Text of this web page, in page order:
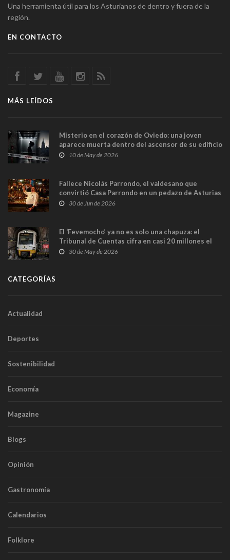
Una herramienta útil para los Asturianos de dentro y fuera de la
región.
EN CONTACTO
MÁS LEÍDOS
Misterio en el corazón de Oviedo: una joven
aparece muerta dentro del ascensor de su edificio
y las cámaras captan sus últimos minutos
10 de May de 2026
Fallece Nicolás Parrondo, el valdesano que
convirtió Casa Parrondo en un pedazo de Asturias
en Madrid
30 de Jun de 2026
El ‘Fevemocho’ ya no es solo una chapuza: el
Tribunal de Cuentas cifra en casi 20 millones el
sobrecoste de los trenes que no cabían por los
30 de May de 2026
CATEGORÍAS
Actualidad
Deportes
Sostenibilidad
Economía
Magazine
Blogs
Opinión
Gastronomía
Calendarios
Folklore